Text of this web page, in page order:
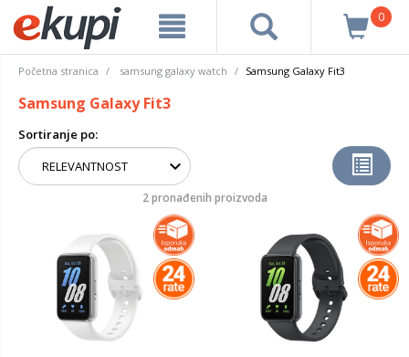
0
Početna stranica samsung galaxy watch Samsung Galaxy Fit3
Samsung Galaxy Fit3
Sortiranje po:
2 pronađenih proizvoda